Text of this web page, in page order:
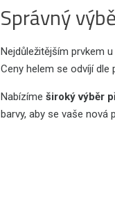
Správný
Nejdůležitějším prvkem
Ceny helem se odvíjí
Nabízíme široký výběr
barvy, aby se vaše nová